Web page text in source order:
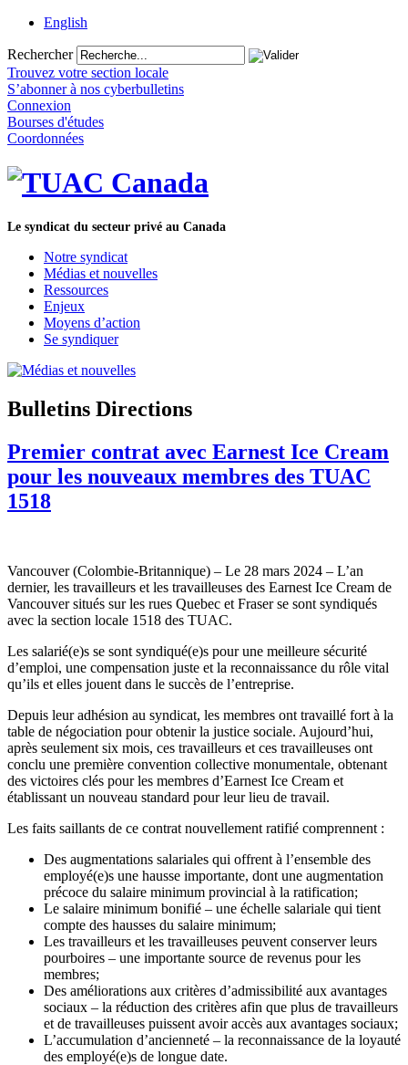
English
Rechercher
Trouvez votre section locale
S’abonner à nos cyberbulletins
Connexion
Bourses d'études
Coordonnées
Le syndicat du secteur privé au Canada
Notre syndicat
Médias et nouvelles
Ressources
Enjeux
Moyens d’action
Se syndiquer
Bulletins Directions
Premier contrat avec Earnest Ice Cream
pour les nouveaux membres des TUAC
1518
Vancouver (Colombie-Britannique) – Le 28 mars 2024 – L’an
dernier, les travailleurs et les travailleuses des Earnest Ice Cream de
Vancouver situés sur les rues Quebec et Fraser se sont syndiqués
avec la section locale 1518 des TUAC.
Les salarié(e)s se sont syndiqué(e)s pour une meilleure sécurité
d’emploi, une compensation juste et la reconnaissance du rôle vital
qu’ils et elles jouent dans le succès de l’entreprise.
Depuis leur adhésion au syndicat, les membres ont travaillé fort à la
table de négociation pour obtenir la justice sociale. Aujourd’hui,
après seulement six mois, ces travailleurs et ces travailleuses ont
conclu une première convention collective monumentale, obtenant
des victoires clés pour les membres d’Earnest Ice Cream et
établissant un nouveau standard pour leur lieu de travail.
Les faits saillants de ce contrat nouvellement ratifié comprennent :
Des augmentations salariales qui offrent à l’ensemble des
employé(e)s une hausse importante, dont une augmentation
précoce du salaire minimum provincial à la ratification;
Le salaire minimum bonifié – une échelle salariale qui tient
compte des hausses du salaire minimum;
Les travailleurs et les travailleuses peuvent conserver leurs
pourboires – une importante source de revenus pour les
membres;
Des améliorations aux critères d’admissibilité aux avantages
sociaux – la réduction des critères afin que plus de travailleurs
et de travailleuses puissent avoir accès aux avantages sociaux;
L’accumulation d’ancienneté – la reconnaissance de la loyauté
des employé(e)s de longue date.